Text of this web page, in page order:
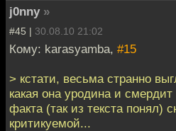
j0nny »
#45 | 30.08.10 21:02
Кому: karasyamba, #15
> кстати, весьма странно
какая она уродина и
факта (так из текста понял)
критикуемой...